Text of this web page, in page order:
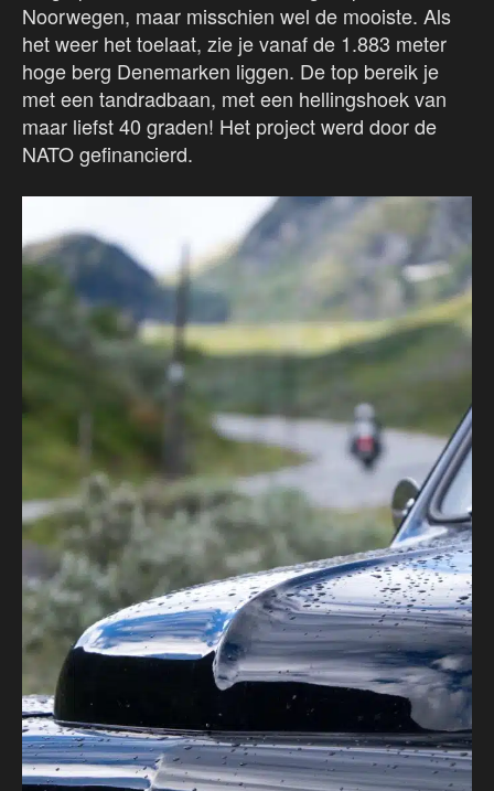
Noorwegen, maar misschien wel de mooiste. Als
het weer het toelaat, zie je vanaf de 1.883 meter
hoge berg Denemarken liggen. De top bereik je
met een tandradbaan, met een hellingshoek van
maar liefst 40 graden! Het project werd door de
NATO gefinancierd.